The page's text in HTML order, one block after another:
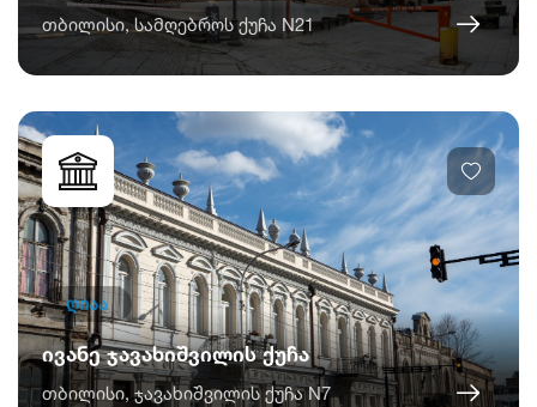
თბილისი, სამღებროს ქუჩა N21
ღიაა
ივანე ჯავახიშვილის ქუჩა
თბილისი, ჯავახიშვილის ქუჩა N7